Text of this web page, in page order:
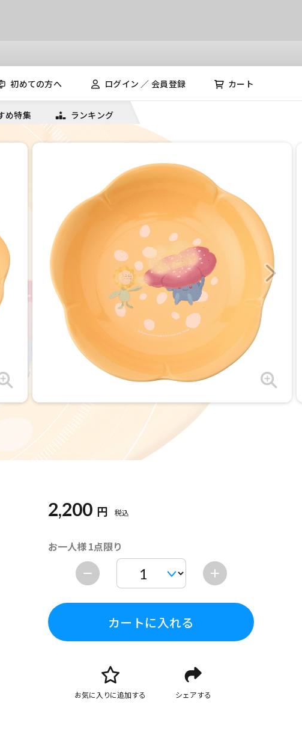
初めての方へ ログイン ／ 会員登録 カート
め特集 ランキング
2,200 円 税込
お一人様 1点限り
カートに入れる
お気に入りに追加する シェアする